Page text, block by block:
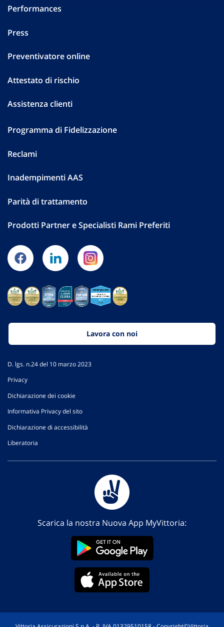
Performances
Press
Preventivatore online
Attestato di rischio
Assistenza clienti
Programma di Fidelizzazione
Reclami
Inadempimenti AAS
Parità di trattamento
Prodotti Partner e Specialisti Rami Preferiti
Lavora con noi
D. lgs. n.24 del 10 marzo 2023
Privacy
Dichiarazione dei cookie
Informativa Privacy del sito
Dichiarazione di accessibilità
Liberatoria
Scarica la nostra Nuova App MyVittoria: